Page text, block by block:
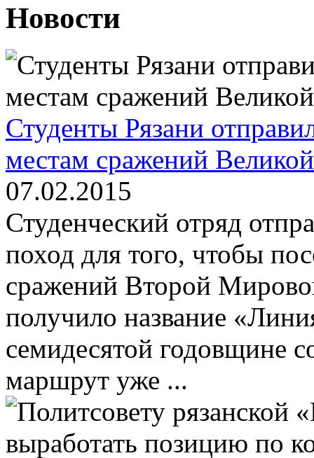
Новости
Студенты Рязани
местам сражений
07.02.2015
Студенческий отряд
поход для того, чтобы
сражений Второй
получило название
семидесятой годовщине
маршрут уже ...